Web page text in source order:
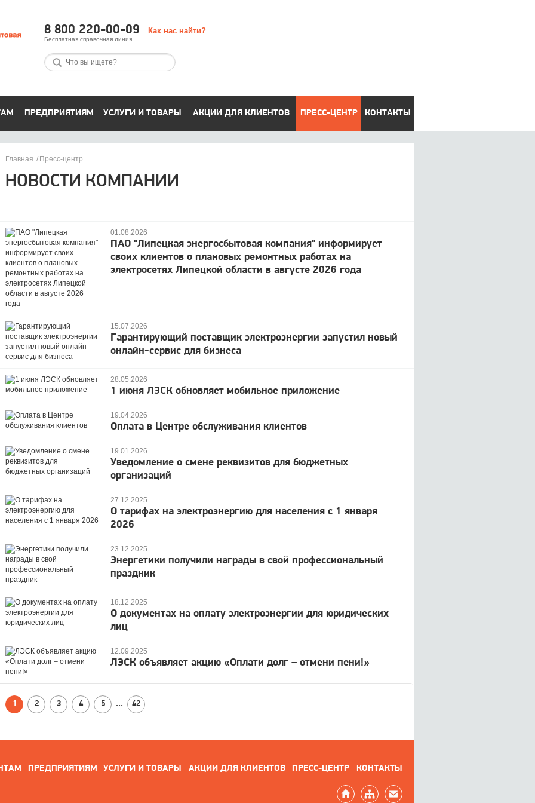
8 800 220-00-09 Как нас найти?
Бесплатная справочная линия
ПРЕДПРИЯТИЯМ УСЛУГИ И ТОВАРЫ АКЦИИ ДЛЯ КЛИЕНТОВ ПРЕСС-ЦЕНТР КОНТАКТЫ
Главная Пресс-центр
НОВОСТИ КОМПАНИИ
01.08.2026
ПАО "Липецкая энергосбытовая компания" информирует
своих клиентов о плановых ремонтных работах на
электросетях Липецкой области в августе 2026 года
15.07.2026
Гарантирующий поставщик электроэнергии запустил новый
онлайн-сервис для бизнеса
28.05.2026
1 июня ЛЭСК обновляет мобильное приложение
19.04.2026
Оплата в Центре обслуживания клиентов
19.01.2026
Уведомление о смене реквизитов для бюджетных
организаций
27.12.2025
О тарифах на электроэнергию для населения с 1 января
2026
23.12.2025
Энергетики получили награды в свой профессиональный
праздник
18.12.2025
О документах на оплату электроэнергии для юридических
лиц
12.09.2025
ЛЭСК объявляет акцию «Оплати долг – отмени пени!»
1 2 3 4 5 ... 42
ПРЕДПРИЯТИЯМ УСЛУГИ И ТОВАРЫ АКЦИИ ДЛЯ КЛИЕНТОВ ПРЕСС-ЦЕНТР КОНТАКТЫ